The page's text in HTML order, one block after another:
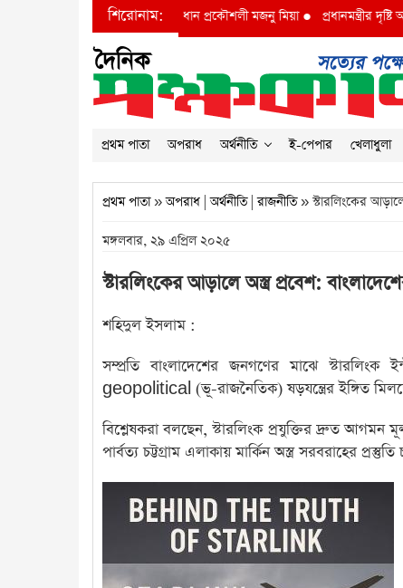
শিরোনাম:
বিআইডব্লিউটিএর অতি: প্রধান প্রকৌশলী মজনু মিয়া●প্রধানমন্ত্রীর দৃষ্টি আকর্ষণ
প্রথম পাতা অপরাধ অর্থনীতি ই-পেপার খেলাধুলা
প্রথম পাতা»অপরাধ |অর্থনীতি|রাজনীতি» স্টারলিংকের
মঙ্গলবার, ২৯ এপ্রিল ২০২৫
স্টারলিংকের আড়ালে অস্ত্র প্রবেশ:
শহিদুল ইসলাম :
সম্প্রতি বাংলাদেশের জনগণের মাঝে
geopolitical (ভূ-রাজনৈতিক) ষড়যন্ত্রের ইঙ্গিত
বিশ্লেষকরা বলছেন, স্টারলিংক প্রযুক্তির দ্রুত আগমন
পার্বত্য চট্টগ্রাম এলাকায় মার্কিন অস্ত্র সরবরাহের